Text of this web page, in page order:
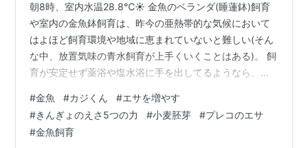
朝8時、室内水温28.8℃☀️ 金魚のベランダ(睡蓮鉢)飼育
や室内の金魚鉢飼育は、昨今の亜熱帯的な気候において
はよほど飼育環境や地域に恵まれていないと難しい(そん
な中、放置気味の青水飼育が上手くいくことはある)。 飼
育が安定せず薬浴や塩水浴に手を出してるようなら、ま
ゆくは30リットル入る水槽を推奨したい。水換えも少な
く、安定して楽に飼育が出来る。 １ヶ月遅れ↓ 7/23 猛
暑日が続いているけど、長く留守にすることなくマンシ
#金魚 #カジくん #エサを増やす
#きんぎょのえさ5つの力 #小麦胚芽 #プレコのエサ
#金魚飼育